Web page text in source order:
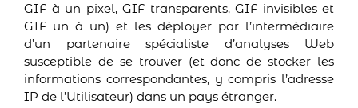
GIF à un pixel, GIF transparents, GIF invisibles et
GIF un à un) et les déployer par l’intermédiaire
d’un partenaire spécialiste d’analyses Web
susceptible de se trouver (et donc de stocker les
informations correspondantes, y compris l’adresse
IP de l’Utilisateur) dans un pays étranger.